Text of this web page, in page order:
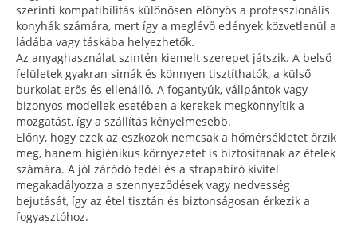
szerinti kompatibilitás különösen előnyös a professzionális
konyhák számára, mert így a meglévő edények közvetlenül a
ládába vagy táskába helyezhetők.
Az anyaghasználat szintén kiemelt szerepet játszik. A belső
felületek gyakran simák és könnyen tisztíthatók, a külső
burkolat erős és ellenálló. A fogantyúk, vállpántok vagy
bizonyos modellek esetében a kerekek megkönnyítik a
mozgatást, így a szállítás kényelmesebb.
Előny, hogy ezek az eszközök nemcsak a hőmérsékletet őrzik
meg, hanem higiénikus környezetet is biztosítanak az ételek
számára. A jól záródó fedél és a strapabíró kivitel
megakadályozza a szennyeződések vagy nedvesség
bejutását, így az étel tisztán és biztonságosan érkezik a
fogyasztóhoz.